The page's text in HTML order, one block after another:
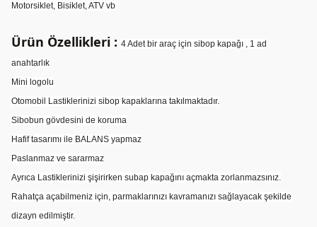
Motorsiklet, Bisiklet, ATV vb
Ürün Özellikleri : 4 Adet bir araç için sibop kapağı , 1 ad
anahtarlık
Mini logolu
Otomobil Lastiklerinizi sibop kapaklarına takılmaktadır.
Sibobun gövdesini de koruma
Hafif tasarımı ile BALANS yapmaz
Paslanmaz ve sararmaz
Ayrıca Lastiklerinizi şişirirken subap kapağını açmakta zorlanmazsınız.
Rahatça açabilmeniz için, parmaklarınızı kavramanızı sağlayacak şekilde
dizayn edilmiştir.